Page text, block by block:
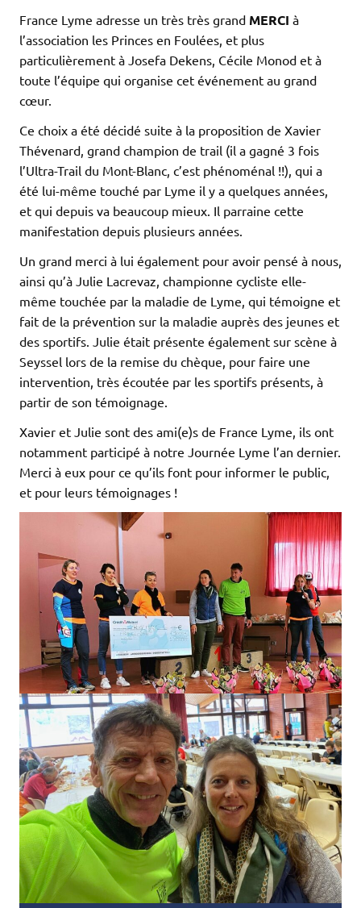
France Lyme adresse un très très grand MERCI à
l’association les Princes en Foulées, et plus
particulièrement à Josefa Dekens, Cécile Monod et à
toute l’équipe qui organise cet événement au grand
cœur.
Ce choix a été décidé suite à la proposition de Xavier
Thévenard, grand champion de trail (il a gagné 3 fois
l’Ultra-Trail du Mont-Blanc, c’est phénoménal !!), qui a
été lui-même touché par Lyme il y a quelques années,
et qui depuis va beaucoup mieux. Il parraine cette
manifestation depuis plusieurs années.
Un grand merci à lui également pour avoir pensé à nous,
ainsi qu’à Julie Lacrevaz, championne cycliste elle-
même touchée par la maladie de Lyme, qui témoigne et
fait de la prévention sur la maladie auprès des jeunes et
des sportifs. Julie était présente également sur scène à
Seyssel lors de la remise du chèque, pour faire une
intervention, très écoutée par les sportifs présents, à
partir de son témoignage.
Xavier et Julie sont des ami(e)s de France Lyme, ils ont
notamment participé à notre Journée Lyme l’an dernier.
Merci à eux pour ce qu’ils font pour informer le public,
et pour leurs témoignages !